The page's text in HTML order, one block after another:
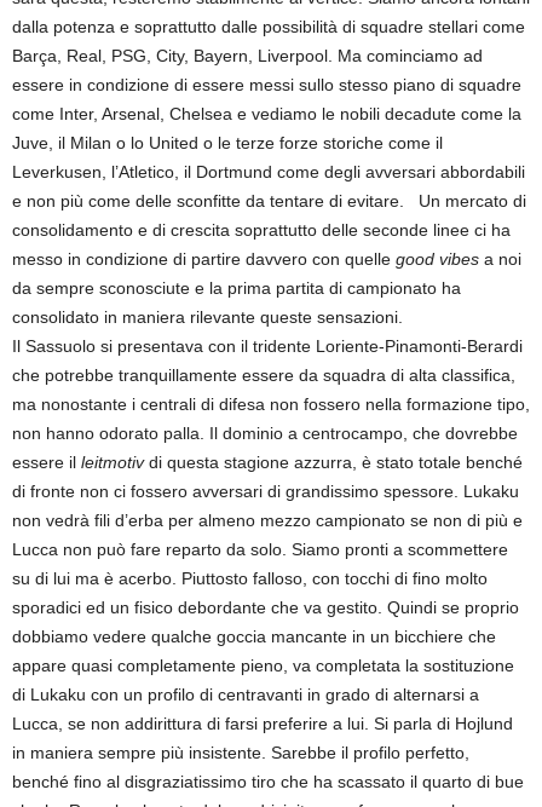
dalla potenza e soprattutto dalle possibilità di squadre stellari come
Barça, Real, PSG, City, Bayern, Liverpool. Ma cominciamo ad
essere in condizione di essere messi sullo stesso piano di squadre
come Inter, Arsenal, Chelsea e vediamo le nobili decadute come la
Juve, il Milan o lo United o le terze forze storiche come il
Leverkusen, l’Atletico, il Dortmund come degli avversari abbordabili
e non più come delle sconfitte da tentare di evitare. Un mercato di
consolidamento e di crescita soprattutto delle seconde linee ci ha
messo in condizione di partire davvero con quelle good vibes a noi
da sempre sconosciute e la prima partita di campionato ha
consolidato in maniera rilevante queste sensazioni.
Il Sassuolo si presentava con il tridente Loriente-Pinamonti-Berardi
che potrebbe tranquillamente essere da squadra di alta classifica,
ma nonostante i centrali di difesa non fossero nella formazione tipo,
non hanno odorato palla. Il dominio a centrocampo, che dovrebbe
essere il leitmotivdi questa stagione azzurra, è stato totale benché
di fronte non ci fossero avversari di grandissimo spessore. Lukaku
non vedrà fili d’erba per almeno mezzo campionato se non di più e
Lucca non può fare reparto da solo. Siamo pronti a scommettere
su di lui ma è acerbo. Piuttosto falloso, con tocchi di fino molto
sporadici ed un fisico debordante che va gestito. Quindi se proprio
dobbiamo vedere qualche goccia mancante in un bicchiere che
appare quasi completamente pieno, va completata la sostituzione
di Lukaku con un profilo di centravanti in grado di alternarsi a
Lucca, se non addirittura di farsi preferire a lui. Si parla di Hojlund
in maniera sempre più insistente. Sarebbe il profilo perfetto,
benché fino al disgraziatissimo tiro che ha scassato il quarto di bue